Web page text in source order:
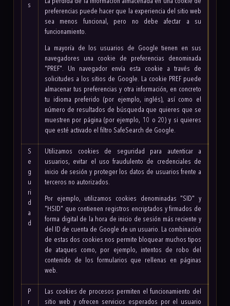
s
preferencias puede hacer que la experiencia del sitio web
sea menos funcional, pero no debe afectar a su
funcionamiento.
La mayoría de los usuarios de Google tienen en sus
navegadores una cookie de preferencias denominada
"PREF". Un navegador envía esta cookie a través de
solicitudes a los sitios de Google. La cookie PREF puede
almacenar tus preferencias y otra información, en concreto
tu idioma preferido (por ejemplo, inglés), así como el
número de resultados de búsqueda que quieres que se
muestren por página (por ejemplo, 10 o 20) y si quieres
que esté activado el filtro SafeSearch de Google.
S
e
g
u
ri
d
a
d
Utilizamos cookies de seguridad para autenticar a
usuarios, evitar el uso fraudulento de credenciales de
inicio de sesión y proteger los datos de usuarios frente a
terceros no autorizados.
Por ejemplo, utilizamos cookies denominadas "SID" y
"HSID" que contienen registros encriptados y firmados de
forma digital de la hora de inicio de sesión más reciente y
del ID de cuenta de Google de un usuario. La combinación
de estas dos cookies nos permite bloquear muchos tipos
de ataques como, por ejemplo, intentos de robo del
contenido de los formularios que rellenas en páginas
web.
P
r
Las cookies de procesos permiten el funcionamiento del
sitio web y ofrecen servicios esperados por el usuario